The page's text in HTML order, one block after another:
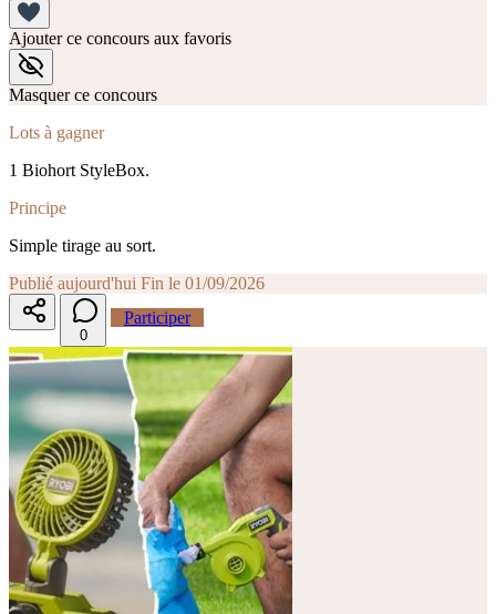
Ajouter ce concours aux favoris
Masquer ce concours
Lots à gagner
1 Biohort StyleBox.
Principe
Simple tirage au sort.
Publié aujourd'hui Fin le 01/09/2026
0
Participer